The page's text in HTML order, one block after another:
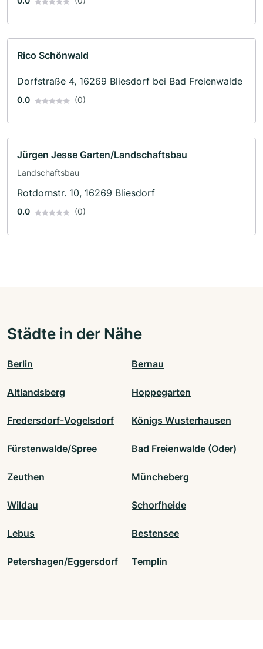
Rico Schönwald
Dorfstraße 4, 16269 Bliesdorf bei Bad Freienwalde
0.0 (0)
Jürgen Jesse Garten/Landschaftsbau
Landschaftsbau
Rotdornstr. 10, 16269 Bliesdorf
0.0 (0)
Städte in der Nähe
Berlin Bernau
Altlandsberg Hoppegarten
Fredersdorf-Vogelsdorf Königs Wusterhausen
Fürstenwalde/Spree Bad Freienwalde (Oder)
Zeuthen Müncheberg
Wildau Schorfheide
Lebus Bestensee
Petershagen/Eggersdorf Templin